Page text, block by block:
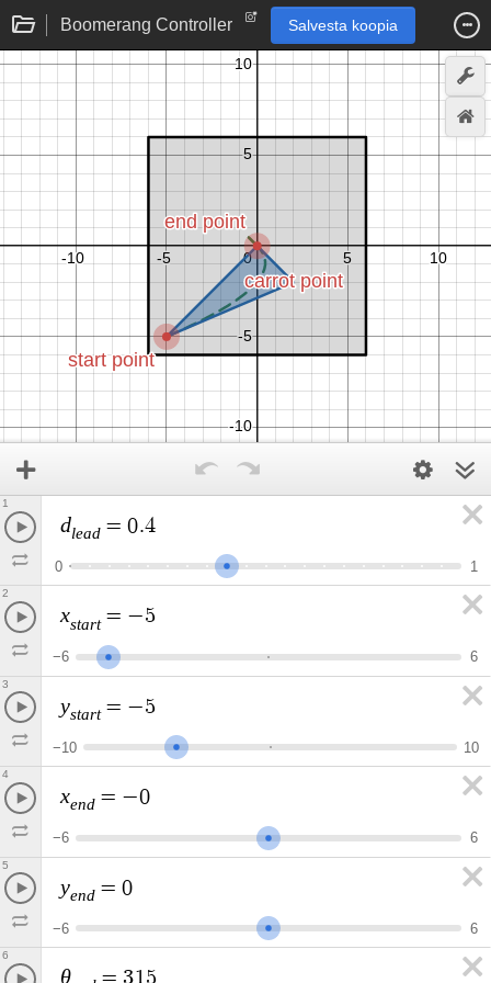
Boomerang Controller Salvesta koopia
dlead = 0.4
0 1
1
xstart = −5
−6 6
2
ystart = −5
−10 10
3
xend = −0
−6 6
4
yend = 0
−6 6
5
θ = 31 5
6